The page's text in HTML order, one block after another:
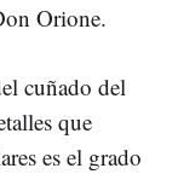
Orione.
cuñado del
que
es el grado